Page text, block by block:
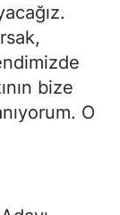
bize
O